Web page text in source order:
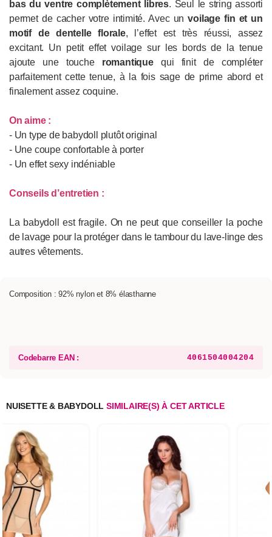
bas du ventre complètement libres. Seul le string assorti
permet de cacher votre intimité. Avec unvoilage fin et un
motif de dentelle florale, l’effet est très réussi, assez
excitant. Un petit effet voilage sur les bords de la tenue
ajoute une touche romantiquequi finit de compléter
parfaitement cette tenue, à la fois sage de prime abord et
finalement assez coquine.
On aime :
- Un type de babydoll plutôt original
- Une coupe confortable à porter
- Un effet sexy indéniable
Conseils d’entretien :
La babydoll est fragile. On ne peut que conseiller la poche
de lavage pour la protéger dans le tambour du lave-linge des
autres vêtements.
Composition : 92% nylon et 8% élasthanne
Codebarre EAN : 4061504004204
NUISETTE & BABYDOLL SIMILAIRE(S) À CET ARTICLE